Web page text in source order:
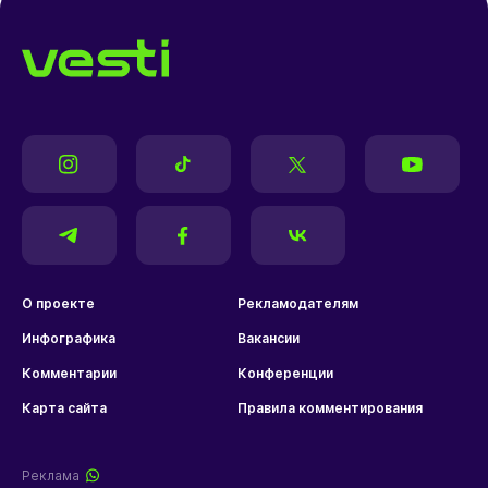
О проекте Рекламодателям
Инфографика Вакансии
Комментарии Конференции
Карта сайта Правила комментирования
Реклама